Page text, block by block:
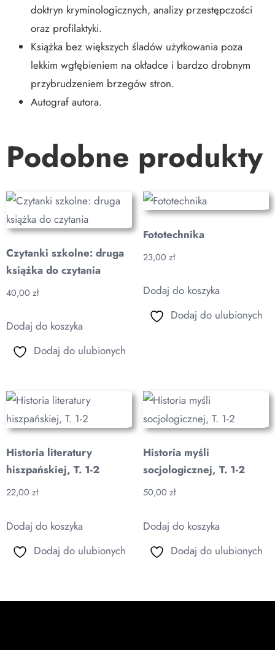
doktryn kryminologicznych, analizy przestępczości
oraz profilaktyki.
Książka bez większych śladów użytkowania poza
lekkim wgłębieniem na okładce i bardzo drobnym
przybrudzeniem brzegów stron.
Autograf autora.
Podobne produkty
Czytanki szkolne: druga
książka do czytania
40,00 zł
Dodaj do koszyka
Dodaj do ulubionych
Fototechnika
23,00 zł
Dodaj do koszyka
Dodaj do ulubionych
Historia literatury
hiszpańskiej, T. 1-2
22,00 zł
Dodaj do koszyka
Dodaj do ulubionych
Historia myśli
socjologicznej, T. 1-2
50,00 zł
Dodaj do koszyka
Dodaj do ulubionych